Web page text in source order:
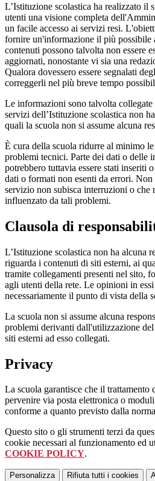
L’Istituzione scolastica ha realizzato il
utenti una visione completa
un facile accesso ai servizi resi.
fornire un'informazione il più possibile
contenuti possono talvolta non essere
aggiornati, nonostante vi sia una
Qualora dovessero essere segnalati
correggerli nel più breve tempo
Le informazioni sono talvolta
servizi dell’Istituzione scolastica non
quali la scuola non si assume alcuna
È cura della scuola ridurre al minimo
problemi tecnici. Parte dei dati o delle
potrebbero tuttavia essere stati inseriti
dati o formati non esenti da errori. Non
servizio non subisca interruzioni o che
influenzato da tali problemi.
Clausola di
L’Istituzione scolastica non ha alcuna
riguarda i contenuti di siti esterni, ai
tramite collegamenti presenti nel sito,
agli utenti della rete. Le opinioni in
necessariamente il punto di vista della
La scuola non si assume alcuna
problemi derivanti dall'utilizzazione
siti esterni ad esso collegati.
Privacy
La scuola garantisce che il trattamento
pervenire via posta elettronica o
conforme a quanto previsto dalla
Questo sito o gli strumenti terzi da
cookie necessari al funzionamento ed
COOKIE POLICY.
Personalizza Rifiuta tutti i cookies